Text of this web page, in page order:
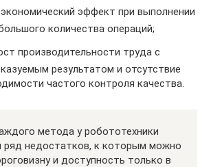
эффект при выполнении
количества операций;
производительности труда с
результатом и отсутствие
частого контроля качества.
метода у робототехники
ряд недостатков, к которым можно
и доступность только в